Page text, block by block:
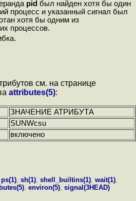
pid был найден хотя бы один
процесс и указанный сигнал был
хотя бы одним из
процессов.
см. на странице
attributes(5):
ЗНАЧЕНИЕ АТРИБУТА
SUNWcsu
включено
ps(1) sh(1) shell_builtins(1) wait(1)
environ(5) signal(3HEAD)